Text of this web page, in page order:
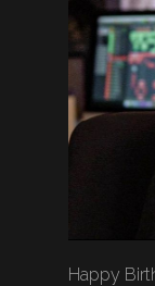
Happy